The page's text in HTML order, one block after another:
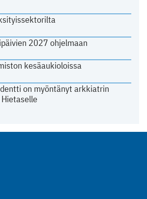
2027 ohjelmaan
kesäaukioloissa
on myöntänyt arkkiatrin